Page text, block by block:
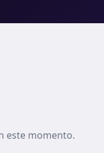
este momento.